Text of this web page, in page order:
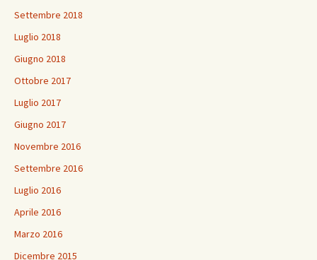
Settembre 2018
Luglio 2018
Giugno 2018
Ottobre 2017
Luglio 2017
Giugno 2017
Novembre 2016
Settembre 2016
Luglio 2016
Aprile 2016
Marzo 2016
Dicembre 2015